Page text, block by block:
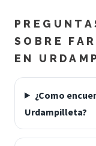
SOBRE
EN
¿Como
Urdampilleta?